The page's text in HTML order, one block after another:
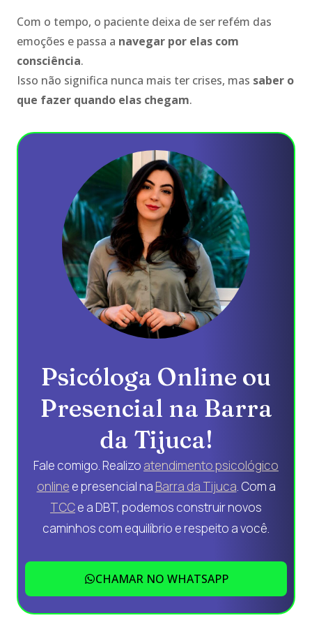
Com o tempo, o paciente deixa de ser refém das
emoções e passa a navegar por elas com
consciência.
Isso não significa nunca mais ter crises, mas saber o
que fazer quando elas chegam.
Psicóloga Online ou
Presencial na Barra
da Tijuca!
Fale comigo. Realizo atendimento psicológico
online e presencial na Barra da Tijuca . Com a
TCCe a DBT, podemos construir novos
caminhos com equilíbrio e respeito a você.
CHAMAR NO WHATSAPP